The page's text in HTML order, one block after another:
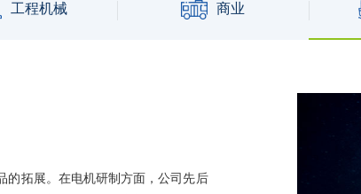
工程机械 商业
的拓展。在电机研制方面，公司先后